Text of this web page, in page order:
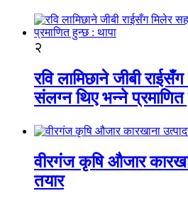
२
रवि लामिछाने जीबी
संलग्न थिए भन्ने प्रमाणित
वीरगंज कृषि औजार
तयार